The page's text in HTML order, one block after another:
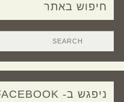
חיפוש באתר
ניפגש ב- FACEBOOK